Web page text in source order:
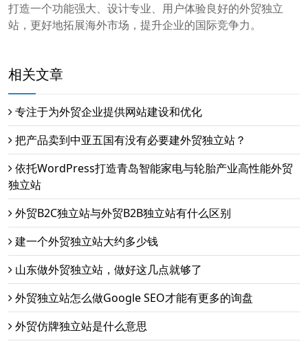
打造一个功能强大、设计专业、用户体验良好的外贸独立
站，更好地拓展海外市场，提升企业的国际竞争力。
相关文章
专注于为外贸企业提供网站建设和优化
把产品卖到中亚五国有没有必要建外贸独立站？
依托WordPress打造青岛智能家电与轮胎产业高性能外贸
独立站
外贸B2C独立站与外贸B2B独立站有什么区别
建一个外贸独立站大约多少钱
山东做外贸独立站，做好这几点就够了
外贸独立站怎么做Google SEO才能有更多的询盘
外贸仿牌独立站是什么意思